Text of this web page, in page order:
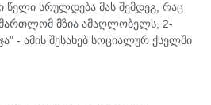
წელი სრულდება მას შემდეგ, რაც
მზია ამაღლობელს, 2-
- ამის შესახებ სოციალურ ქსელში
წერს და დაკავებულ
უცხადებს. ორგანიზაცია...